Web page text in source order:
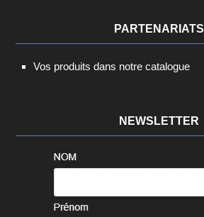
PARTENARIATS
Vos produits dans notre catalogue
NEWSLETTER